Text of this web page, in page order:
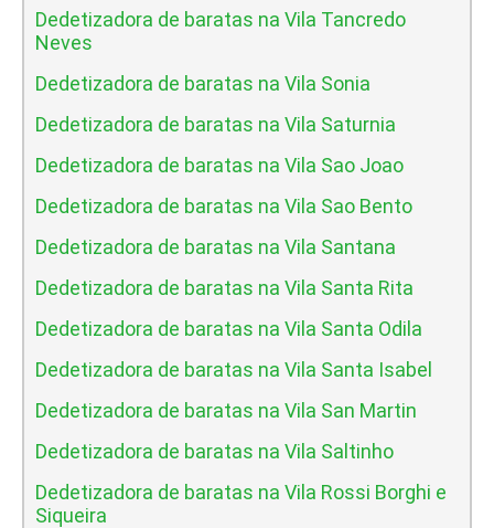
Dedetizadora de baratas na Vila Tancredo
Neves
Dedetizadora de baratas na Vila Sonia
Dedetizadora de baratas na Vila Saturnia
Dedetizadora de baratas na Vila Sao Joao
Dedetizadora de baratas na Vila Sao Bento
Dedetizadora de baratas na Vila Santana
Dedetizadora de baratas na Vila Santa Rita
Dedetizadora de baratas na Vila Santa Odila
Dedetizadora de baratas na Vila Santa Isabel
Dedetizadora de baratas na Vila San Martin
Dedetizadora de baratas na Vila Saltinho
Dedetizadora de baratas na Vila Rossi Borghi e
Siqueira